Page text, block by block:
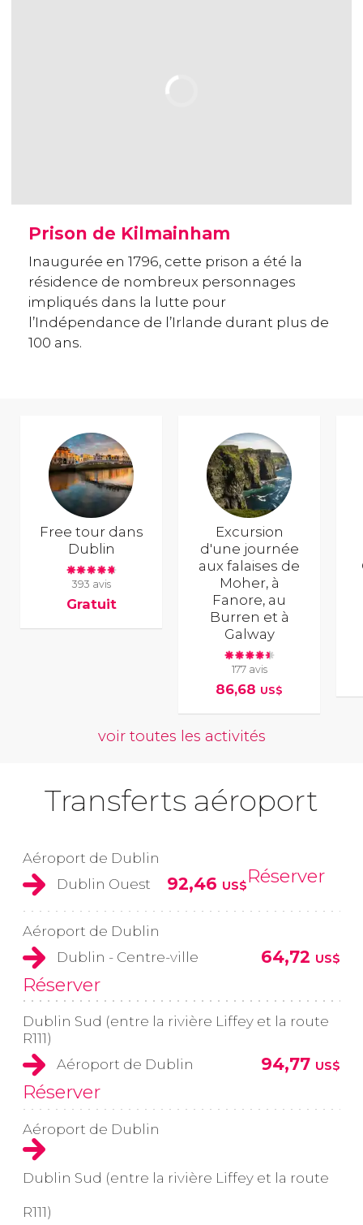
Prison de Kilmainham
Inaugurée en 1796, cette prison a été la
résidence de nombreux personnages
impliqués dans la lutte pour
l’Indépendance de l’Irlande durant plus de
100 ans.
Free tour dans
Dublin
393 avis
Gratuit
Excursion
d'une journée
aux falaises de
Moher, à
Fanore, au
Burren et à
Galway
177 avis
86,68 US$
voir toutes les activités
Transferts aéroport
Aéroport de Dublin
Dublin Ouest
92,46 US$Réserver
Aéroport de Dublin
Dublin - Centre-ville
64,72 US$
Réserver
Dublin Sud (entre la rivière Liffey et la route
R111)
Aéroport de Dublin
94,77 US$
Réserver
Aéroport de Dublin
Dublin Sud (entre la rivière Liffey et la route
R111)